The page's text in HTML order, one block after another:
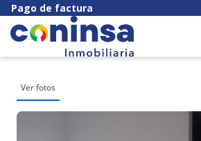
Pago de factura
Ver fotos